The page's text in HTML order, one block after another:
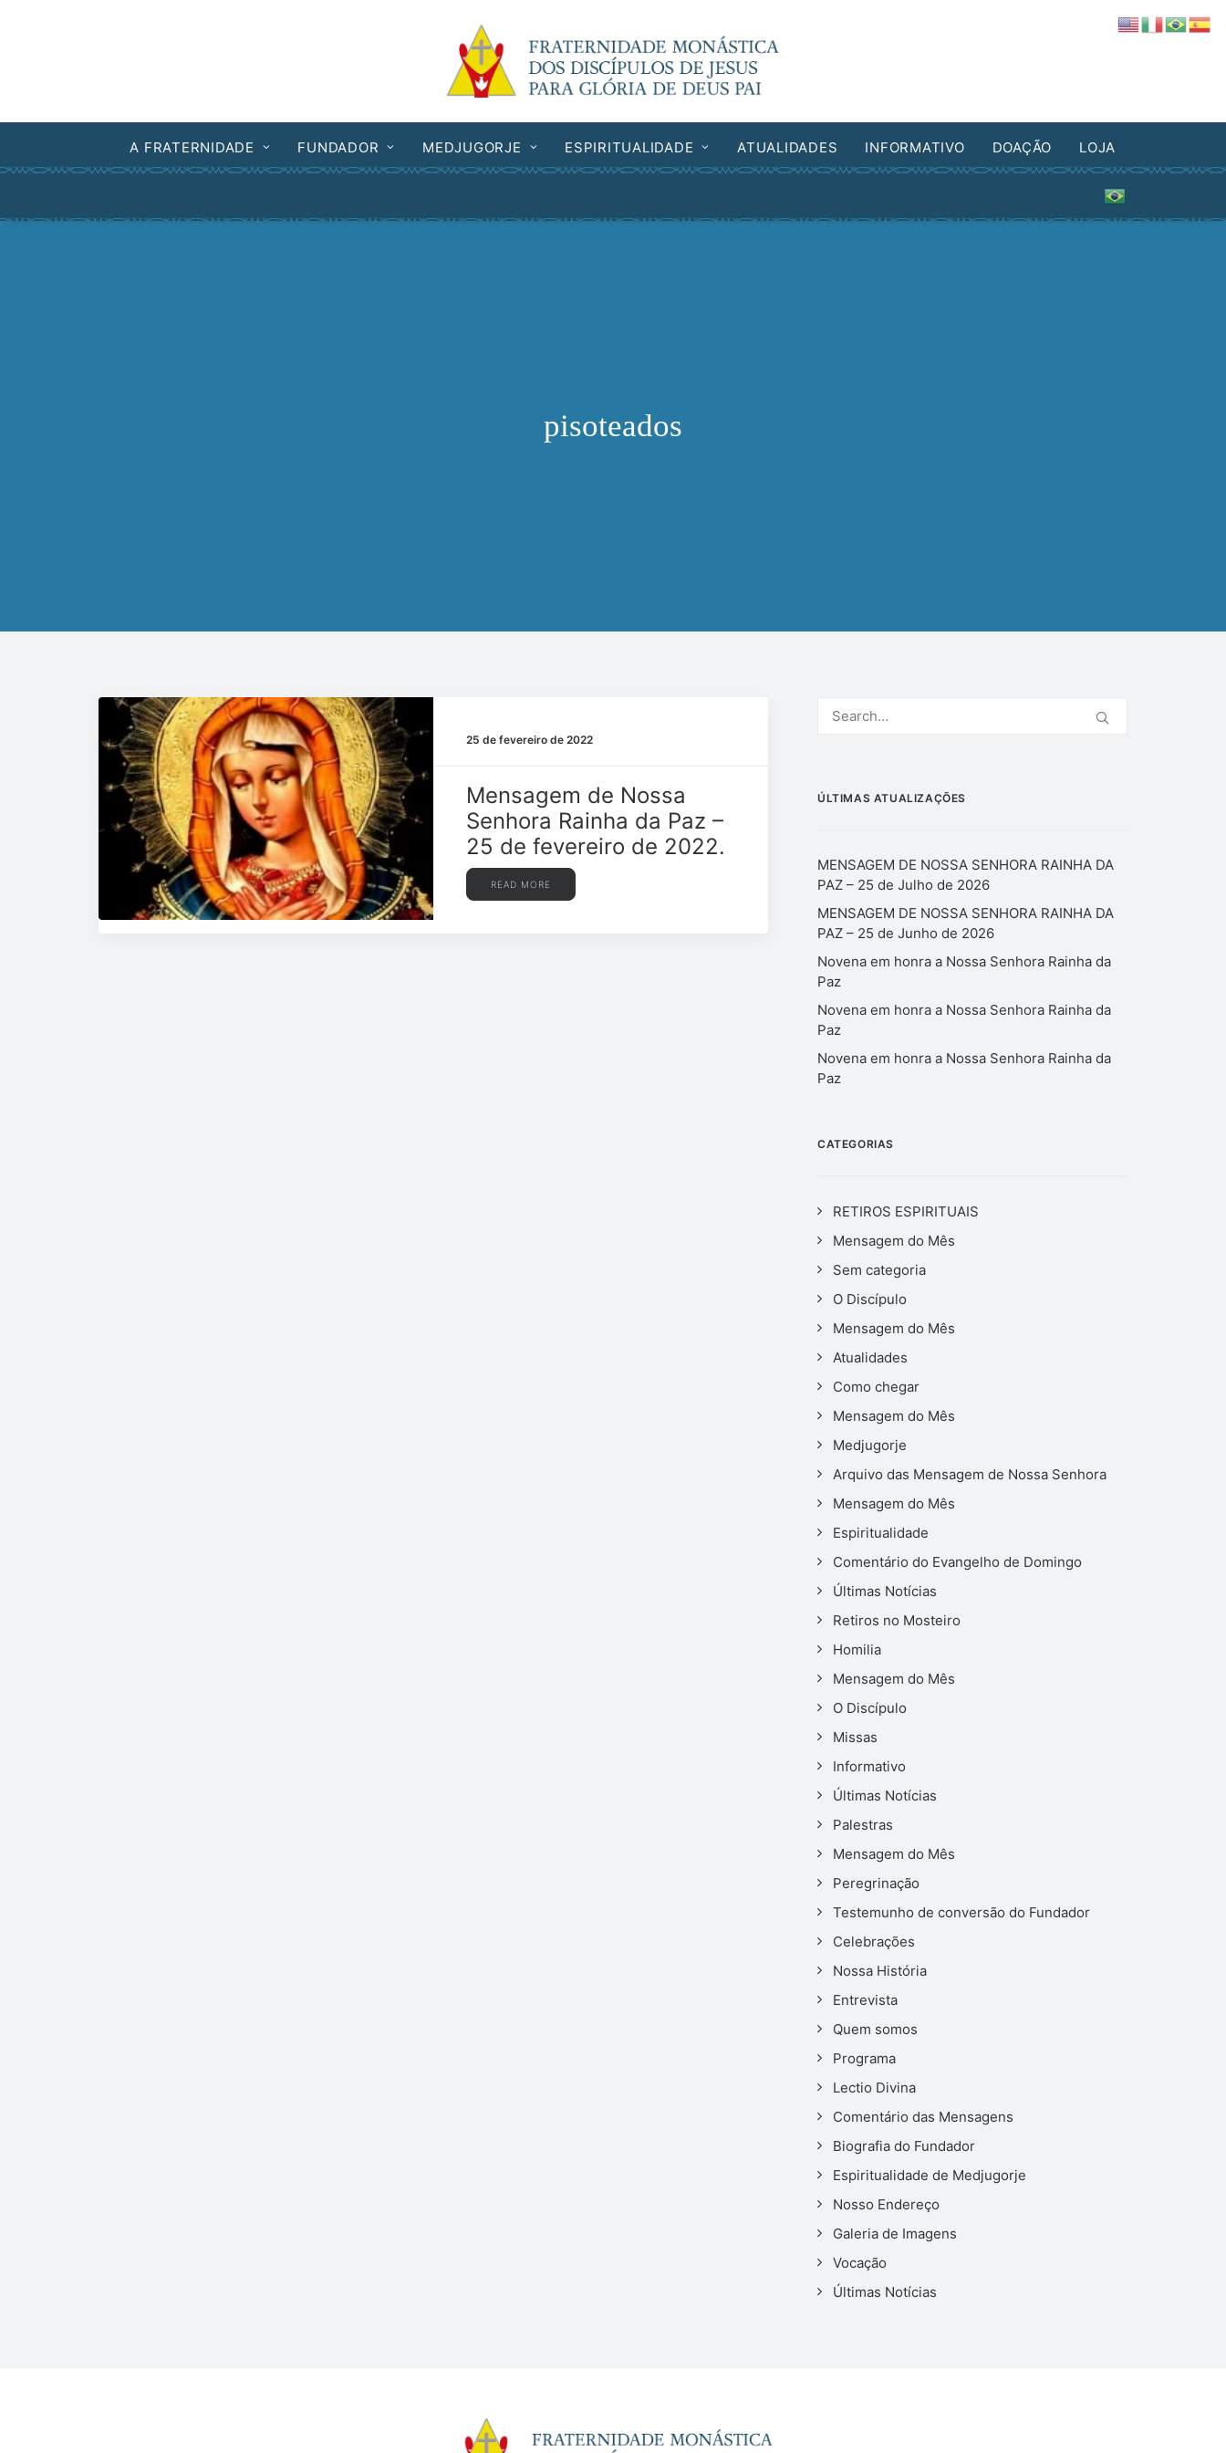
A FRATERNIDADE FUNDADOR MEDJUGORJE ESPIRITUALIDADE ATUALIDADES INFORMATIVO DOAÇÃO LOJA
pisoteados
25 de fevereiro de 2022
Mensagem de Nossa
Senhora Rainha da Paz –
25 de fevereiro de 2022.
READ MORE
ÚLTIMAS ATUALIZAÇÕES
MENSAGEM DE NOSSA SENHORA RAINHA DA
PAZ – 25 de Julho de 2026
MENSAGEM DE NOSSA SENHORA RAINHA DA
PAZ – 25 de Junho de 2026
Novena em honra a Nossa Senhora Rainha da
Paz
Novena em honra a Nossa Senhora Rainha da
Paz
Novena em honra a Nossa Senhora Rainha da
Paz
CATEGORIAS
RETIROS ESPIRITUAIS
Mensagem do Mês
Sem categoria
O Discípulo
Mensagem do Mês
Atualidades
Como chegar
Mensagem do Mês
Medjugorje
Arquivo das Mensagem de Nossa Senhora
Mensagem do Mês
Espiritualidade
Comentário do Evangelho de Domingo
Últimas Notícias
Retiros no Mosteiro
Homilia
Mensagem do Mês
O Discípulo
Missas
Informativo
Últimas Notícias
Palestras
Mensagem do Mês
Peregrinação
Testemunho de conversão do Fundador
Celebrações
Nossa História
Entrevista
Quem somos
Programa
Lectio Divina
Comentário das Mensagens
Biografia do Fundador
Espiritualidade de Medjugorje
Nosso Endereço
Galeria de Imagens
Vocação
Últimas Notícias